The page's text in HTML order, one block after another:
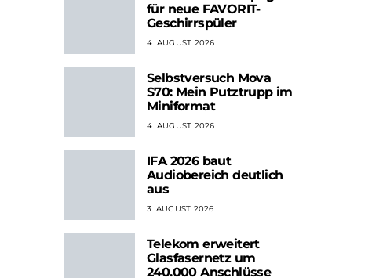
für neue FAVORIT-
Geschirrspüler
4. AUGUST 2026
Selbstversuch Mova
S70: Mein Putztrupp im
Miniformat
4. AUGUST 2026
IFA 2026 baut
Audiobereich deutlich
aus
3. AUGUST 2026
Telekom erweitert
Glasfasernetz um
240.000 Anschlüsse